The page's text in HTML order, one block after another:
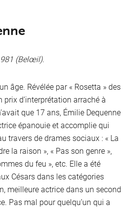
(Belœil).
âge. Révélée par « Rosetta » des
prix d’interprétation arraché à
que 17 ans, Émilie Dequenne
épanouie et accomplie qui
travers de drames sociaux : « La
la raison », « Pas son genre »,
du feu », etc. Elle a été
Césars dans les catégories
meilleure actrice dans un second
Pas mal pour quelqu’un qui a